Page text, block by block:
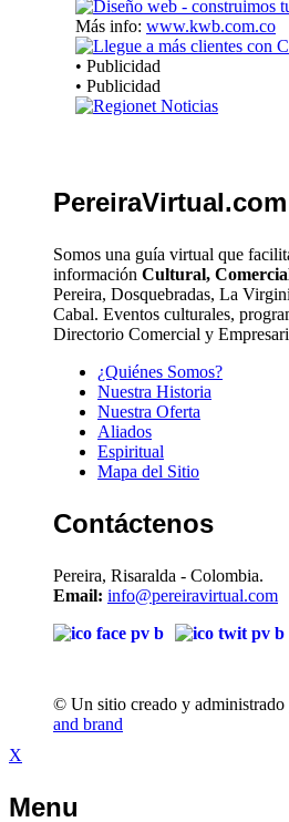
Más info: www.kwb.com.co
• Publicidad
• Publicidad
PereiraVirtual.com
Somos una guía virtual que
información Cultural,
Pereira, Dosquebradas, La
Cabal. Eventos culturales,
Directorio Comercial y
¿Quiénes Somos?
Nuestra Historia
Nuestra Oferta
Aliados
Espiritual
Mapa del Sitio
Contáctenos
Pereira, Risaralda - Colombia.
Email: info@pereiravirtual.com
© Un sitio creado y administrado
and brand
X
Menu